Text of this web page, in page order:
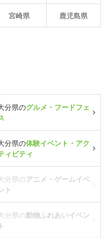
宮崎県 鹿児島県
分県のグルメ・フードフェ
分県の体験イベント・アク
ィビティ
分県のアニメ・ゲームイベ
ト
分県の動物ふれあいイベン
ト